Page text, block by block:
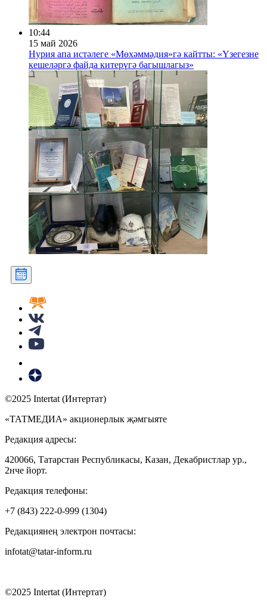
10:44
15 май 2026
Нурия апа истәлеге «Мөхәммәдия»гә кайтты: «Үзегезне
кешеләргә файда китерүгә багышлагыз»
©2025 Intertat (Интертат)
«ТАТМЕДИА» акционерлык җәмгыяте
Редакция адресы:
420066, Татарстан Республикасы, Казан, Декабристлар ур.,
2нче йорт.
Редакция телефоны:
+7 (843) 222-0-999 (1304)
Редакциянең электрон почтасы:
infotat@tatar-inform.ru
©2025 Intertat (Интертат)